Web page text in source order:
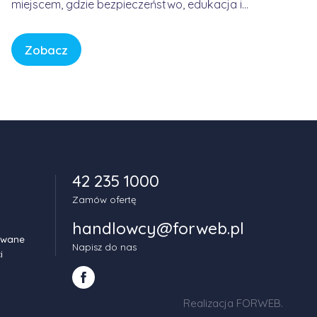
miejscem, gdzie bezpieczeństwo, edukacja i
świecie pełnym bodźców i szybkiego tempa,
CBeebies oferuje przestrzeń, w której dzieci
mogą odkrywać świat w sposób bezpieczny,
Zobacz
42 235 1000
Zamów ofertę
handlowcy@forweb.pl
Napisz do nas
Realizacja FORWEB.